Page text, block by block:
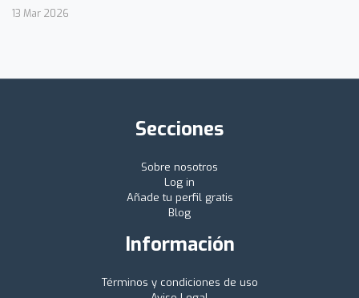
13 Mar 2026
Secciones
Sobre nosotros
Log in
Añade tu perfil gratis
Blog
Información
Términos y condiciones de uso